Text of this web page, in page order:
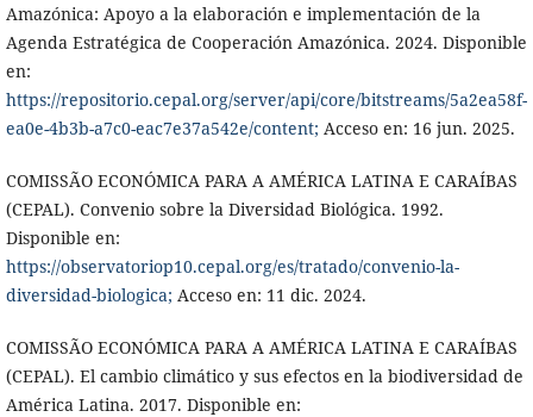
Amazónica: Apoyo a la elaboración e implementación de la
Agenda Estratégica de Cooperación Amazónica. 2024. Disponible
en:
https://repositorio.cepal.org/server/api/core/bitstreams/5a2ea58f-
ea0e-4b3b-a7c0-eac7e37a542e/content; Acceso en: 16 jun. 2025.
COMISSÃO ECONÓMICA PARA A AMÉRICA LATINA E CARAÍBAS
(CEPAL). Convenio sobre la Diversidad Biológica. 1992.
Disponible en:
https://observatoriop10.cepal.org/es/tratado/convenio-la-
diversidad-biologica; Acceso en: 11 dic. 2024.
COMISSÃO ECONÓMICA PARA A AMÉRICA LATINA E CARAÍBAS
(CEPAL). El cambio climático y sus efectos en la biodiversidad de
América Latina. 2017. Disponible en: